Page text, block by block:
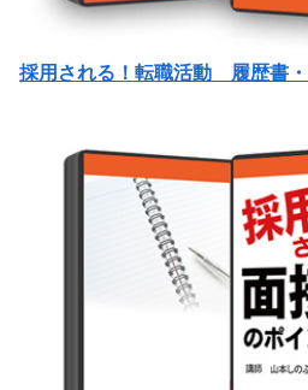
採用される！転職活動 履歴書